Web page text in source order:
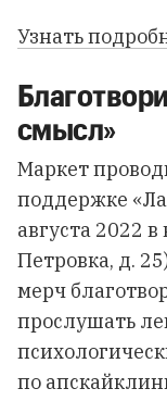
Узнать
смысл»
Маркет
поддержке
августа 2022
Петровка, д.
мерч
прослушать
по